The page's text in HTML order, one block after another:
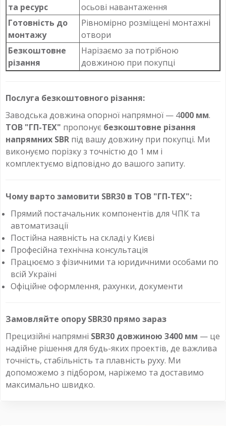
та ресурс
осьові навантаження
Готовність до
монтажу
Рівномірно розміщені монтажні
отвори
Безкоштовне
різання
Нарізаємо за потрібною
довжиною при покупці
Послуга безкоштовного різання:
Заводська довжина опорної напрямної — 4000 мм.
ТОВ "ГП-ТЕХ" пропонує безкоштовне різання
напрямних SBR під вашу довжину при покупці. Ми
виконуємо порізку з точністю до 1 мм і
комплектуємо відповідно до вашого запиту.
Чому варто замовити SBR30 в ТОВ "ГП-ТЕХ":
Прямий постачальник компонентів для ЧПК та
автоматизації
Постійна наявність на складі у Києві
Професійна технічна консультація
Працюємо з фізичними та юридичними особами по
всій Україні
Офіційне оформлення, рахунки, документи
Замовляйте опору SBR30 прямо зараз
Прецизійні напрямні SBR30 довжиною 3400 мм — це
надійне рішення для будь-яких проектів, де важлива
точність, стабільність та плавність руху. Ми
допоможемо з підбором, наріжемо та доставимо
максимально швидко.